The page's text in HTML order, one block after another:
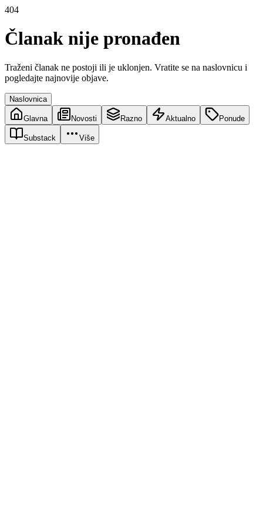
404
Članak nije pronađen
Traženi članak ne postoji ili je uklonjen. Vratite se na naslovnicu i
pogledajte najnovije objave.
Naslovnica
Glavna Novosti Razno Aktualno Ponude
Substack Više